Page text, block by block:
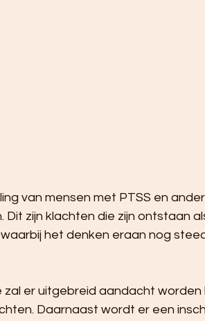
van mensen met PTSS en
zijn klachten die zijn ontstaan
het denken eraan nog
zal er uitgebreid aandacht
Daarnaast wordt er een